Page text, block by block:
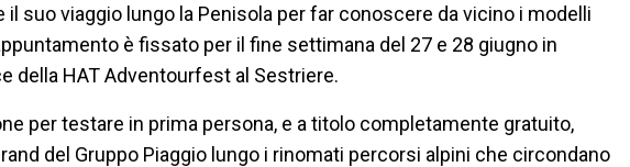
il suo viaggio lungo la Penisola per far conoscere da vicino i modelli
è fissato per il fine settimana del 27 e 28 giugno in
della HAT Adventourfest al Sestriere.
per testare in prima persona, e a titolo completamente gratuito,
del Gruppo Piaggio lungo i rinomati percorsi alpini che circondano